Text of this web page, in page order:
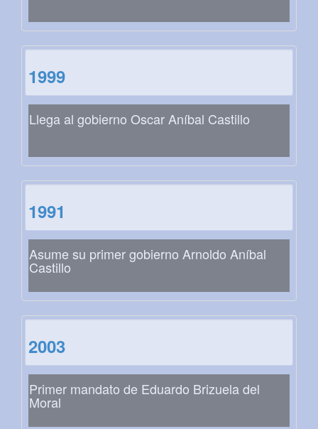
1999
Llega al gobierno Oscar Aníbal Castillo
1991
Asume su primer gobierno Arnoldo Aníbal
Castillo
2003
Primer mandato de Eduardo Brizuela del
Moral